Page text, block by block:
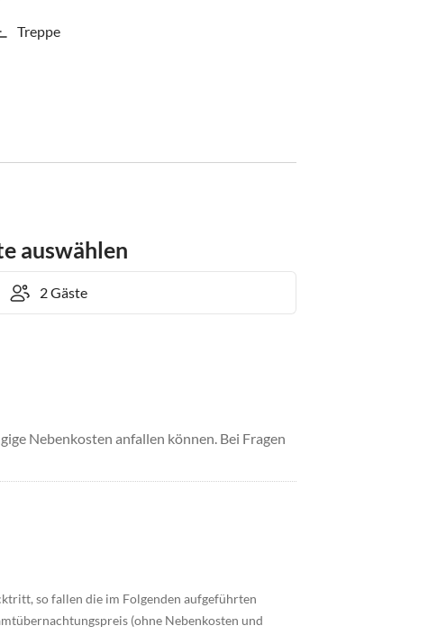
Treppe
auswählen
Nebenkosten anfallen können. Bei Fragen
so fallen die im Folgenden aufgeführten
(ohne Nebenkosten und